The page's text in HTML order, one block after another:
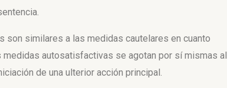
son similares a las medidas cautelares en cuanto
medidas autosatisfactivas se agotan por sí mismas al
de una ulterior acción principal.